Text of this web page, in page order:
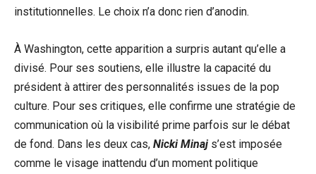
institutionnelles. Le choix n’a donc rien d’anodin.
À Washington, cette apparition a surpris autant qu’elle a
divisé. Pour ses soutiens, elle illustre la capacité du
président à attirer des personnalités issues de la pop
culture. Pour ses critiques, elle confirme une stratégie de
communication où la visibilité prime parfois sur le débat
de fond. Dans les deux cas, Nicki Minajs’est imposée
comme le visage inattendu d’un moment politique